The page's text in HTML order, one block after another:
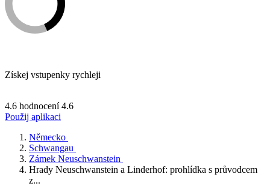
Získej vstupenky rychleji
4.6 hodnocení 4.6
Použij aplikaci
Německo
Schwangau
Zámek Neuschwanstein
Hrady Neuschwanstein a Linderhof: prohlídka s průvodcem
z...